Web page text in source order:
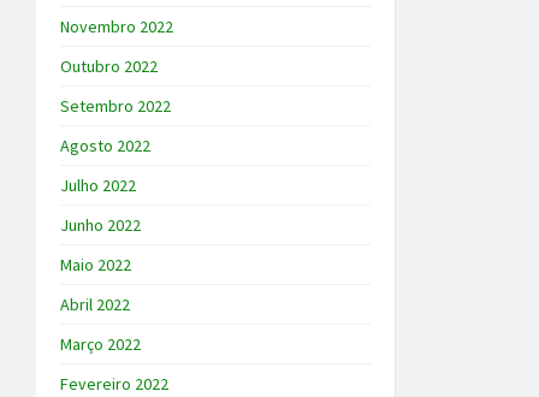
Novembro 2022
Outubro 2022
Setembro 2022
Agosto 2022
Julho 2022
Junho 2022
Maio 2022
Abril 2022
Março 2022
Fevereiro 2022